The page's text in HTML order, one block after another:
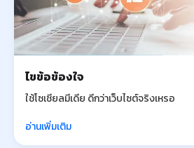
ไขข้อข้องใจ
ใช้โซเชียลมีเดีย ดีกว่าเว็บไซต์จริงเหรอ
อ่านเพิ่มเติม